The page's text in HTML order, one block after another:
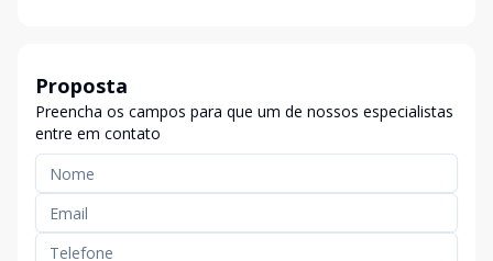
Proposta
Preencha os campos para que um de nossos especialistas
entre em contato